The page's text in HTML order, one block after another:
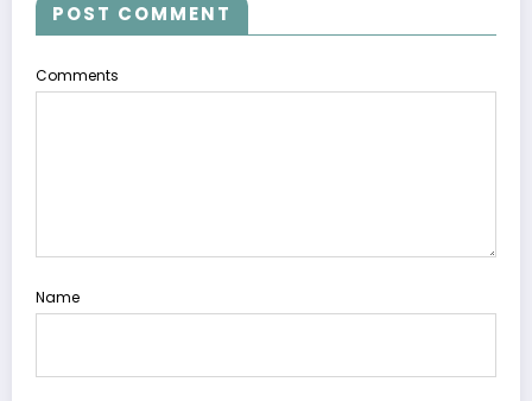
POST COMMENT
Comments
Name